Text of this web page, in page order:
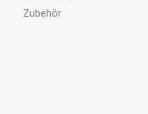
Zubehör